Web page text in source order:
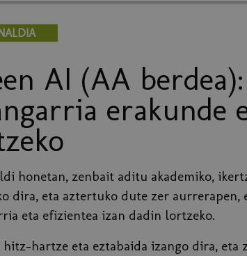
AI (AA
erakunde
honetan, zenbait aditu akademiko,
dira, eta aztertuko dute zer
eta efizientea izan dadin lortzeko.
hitz-hartze eta eztabaida izango dira,